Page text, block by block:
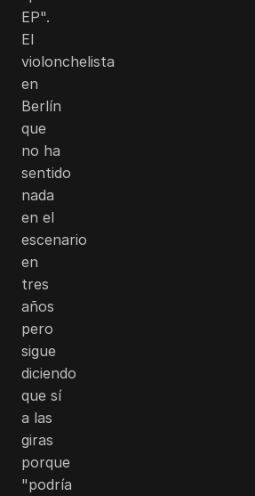
EP".
El
violonchelista
en
Berlín
que
no ha
sentido
nada
en el
escenario
en
tres
años
pero
sigue
diciendo
que sí
a las
giras
porque
"podría